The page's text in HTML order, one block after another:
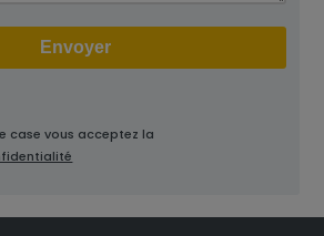
case vous acceptez la